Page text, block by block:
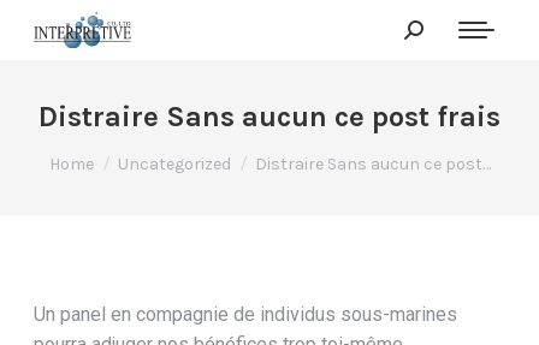
Distraire Sans aucun ce post frais
You are here:
Home Uncategorized Distraire Sans aucun ce post…
Un panel en compagnie de individus sous-marines